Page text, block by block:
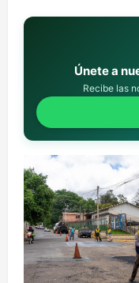
Únete a
Recibe las